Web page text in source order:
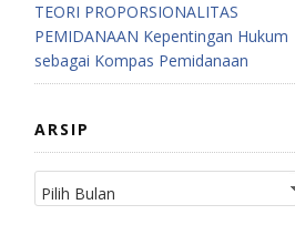
TEORI PROPORSIONALITAS
PEMIDANAAN Kepentingan Hukum
sebagai Kompas Pemidanaan
ARSIP